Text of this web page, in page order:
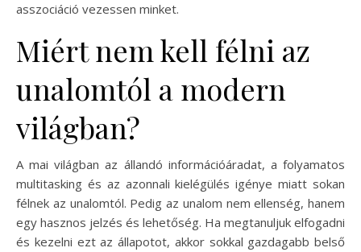
asszociáció vezessen minket.
Miért nem kell félni az
unalomtól a modern
világban?
A mai világban az állandó információáradat, a folyamatos
multitasking és az azonnali kielégülés igénye miatt sokan
félnek az unalomtól. Pedig az unalom nem ellenség, hanem
egy hasznos jelzés és lehetőség. Ha megtanuljuk elfogadni
és kezelni ezt az állapotot, akkor sokkal gazdagabb belső